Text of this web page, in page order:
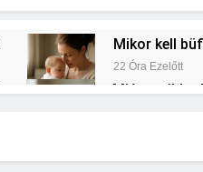
Mikor kell
22 Óra Ezelőtt
Miért